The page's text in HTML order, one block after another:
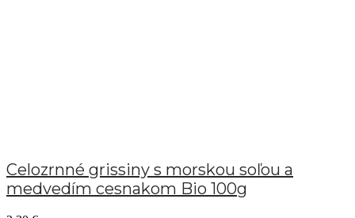
Celozrnné grissiny s morskou soľou a
medvedím cesnakom Bio 100g